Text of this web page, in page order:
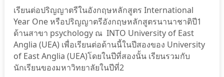
เรียนต่อปริญญาตรีในอังกฤษหลักสูตร International
Year One หรือปริญญาตรีอังกฤษหลักสูตรนานาชาติปี1
ด้านสาขา psychology ณ INTO University of East
Anglia (UEA) เพื่อเรียนต่อด้านนี้ในปีสองของ University
of East Anglia (UEA)โดยในปีที่สองนั้น เรียนรวมกับ
นักเรียนของมหาวิทยาลัยในปีที่2